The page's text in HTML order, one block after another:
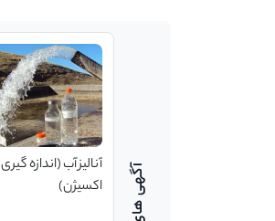
آنالیز آب (اندازه گیری
اکسیژن)